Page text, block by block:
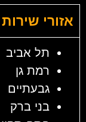
אזורי
תל אביב
רמת גן
גבעתיים
בני ברק